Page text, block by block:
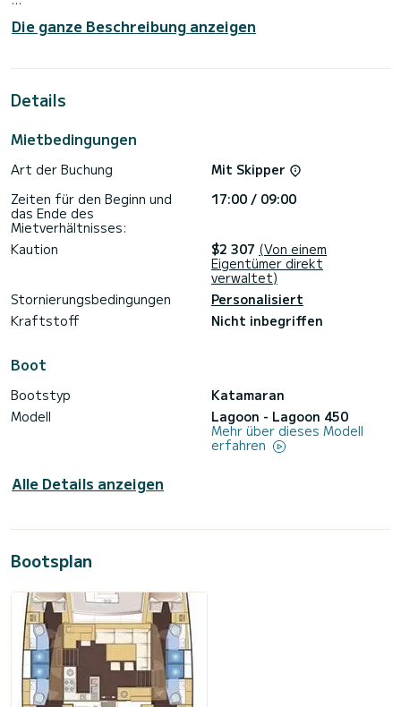
Bootskapazität für 12 Personen. Mit einer Gesamtlänge von
14 Metern und einer Leistung von 80 PS wird es Ihr bester
Wasser in der Umgebung von Alimos Marina
Dieses Lagoon 450 ist mit 4 Toiletten mit Dusche
Dieses Boot ist mit einem Lattengroßsegel und einer Genua
folgende Ausstattung: Autopilot, Tenderlok, TV,
Winde.
Für jede Informations- oder Reservierungsanfrage klicken
Sie auf die Schaltfläche „Angebot anfordern“, a Der
Die ganze Beschreibung anzeigen
Details
Mietbedingungen
Art der Buchung
Mit Skipper
Zeiten für den Beginn und
das Ende des
Mietverhältnisses:
17:00 / 09:00
Kaution $2 307 (Von einem
Eigentümer direkt
verwaltet)
Stornierungsbedingungen
Personalisiert
Kraftstoff
Nicht inbegriffen
Boot
Bootstyp
Katamaran
Modell
Lagoon - Lagoon 450
Mehr über dieses Modell
erfahren
Alle Details anzeigen
Bootsplan